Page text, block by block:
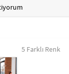
5 Farklı Renk